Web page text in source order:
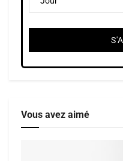
Vous avez aimé